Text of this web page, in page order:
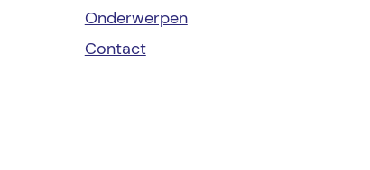
Onderwerpen
Contact